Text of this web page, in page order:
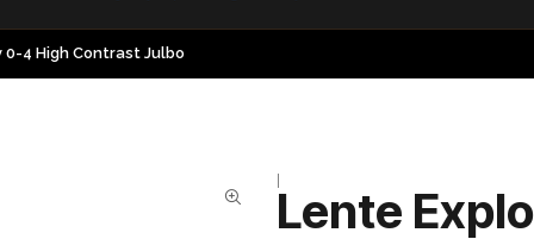
0-4 High Contrast Julbo
|
Lente